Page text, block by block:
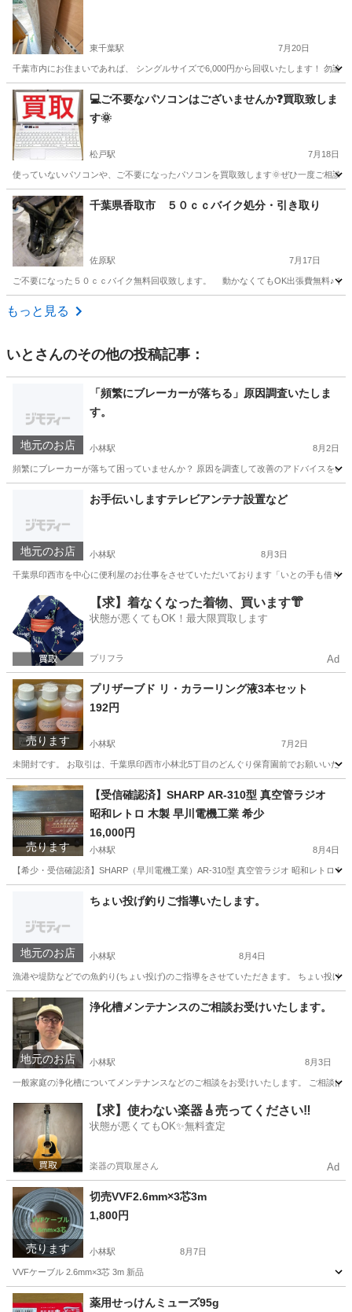
東千葉駅 7月20日
千葉市内にお住まいであれば、 シングルサイズで6,000円から回収いたします！ 勿論
千葉 千葉市 東千葉駅 不用品回収 料金
💻ご不要なパソコンはございませんか❓買取致しま
す🌞
松戸駅 7月18日
使っていないパソコンや、ご不要になったパソコンを買取致します🌞ぜひ一度ご相談
千葉 松戸市 松戸駅 不用品買取 無料
千葉県香取市 ５０ｃｃバイク処分・引き取り
佐原駅 7月17日
ご不要になった５０ｃｃバイク無料回収致します。 動かなくてもOK出張費無料♪ 書
千葉 香取市
もっと見る
いと さんのその他の投稿記事：
地元のお店
「頻繁にブレーカーが落ちる」原因調査いたしま
す。
小林駅 8月2日
頻繁にブレーカーが落ちて困っていませんか？ 原因を調査して改善のアドバイスを
小林駅 その他
地元のお店
お手伝いしますテレビアンテナ設置など
小林駅 8月3日
千葉県印西市を中心に便利屋のお仕事をさせていただいております「いとの手も借り
千葉 印西市 小林駅 便利屋 防犯カメラ
【求】着なくなった着物、買います👘
状態が悪くてもOK！最大限買取します
プリフラ Ad
売ります
プリザーブド リ・カラーリング液3本セット
192円
小林駅 7月2日
未開封です。 お取引は、千葉県印西市小林北5丁目のどんぐり保育園前でお願いいたし
千葉 印西市 小林駅 その他
売ります
【受信確認済】SHARP AR-310型 真空管ラジオ
昭和レトロ 木製 早川電機工業 希少
16,000円
小林駅 8月4日
【希少・受信確認済】SHARP（早川電機工業）AR-310型 真空管ラジオ 昭和レトロ
小林駅 生活家電
地元のお店
ちょい投げ釣りご指導いたします。
小林駅 8月4日
漁港や堤防などでの魚釣り(ちょい投げ)のご指導をさせていただきます。 ちょい投げ
千葉 印西市 小林駅 便利屋
地元のお店
浄化槽メンテナンスのご相談お受けいたします。
小林駅 8月3日
一般家庭の浄化槽についてメンテナンスなどのご相談をお受けいたします。 ご相談
千葉 印西市 小林駅 便利屋 浄化槽
【求】使わない楽器🎸売ってください‼️
状態が悪くてもOK✨無料査定
楽器の買取屋さん Ad
売ります
切売VVF2.6mm×3芯3m
1,800円
小林駅 8月7日
VVFケーブル 2.6mm×3芯 3m 新品
千葉 印西市 小林駅 その他 VVF
薬用せっけんミューズ95g